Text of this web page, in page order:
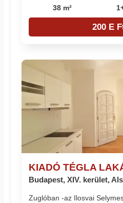
38 m²
200 E
KIADÓ TÉGLA
Budapest, XIV. kerület,
Zuglóban -az Ilosvai